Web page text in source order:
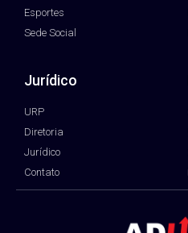
Esportes
Sede Social
Jurídico
URP
Diretoria
Jurídico
Contato